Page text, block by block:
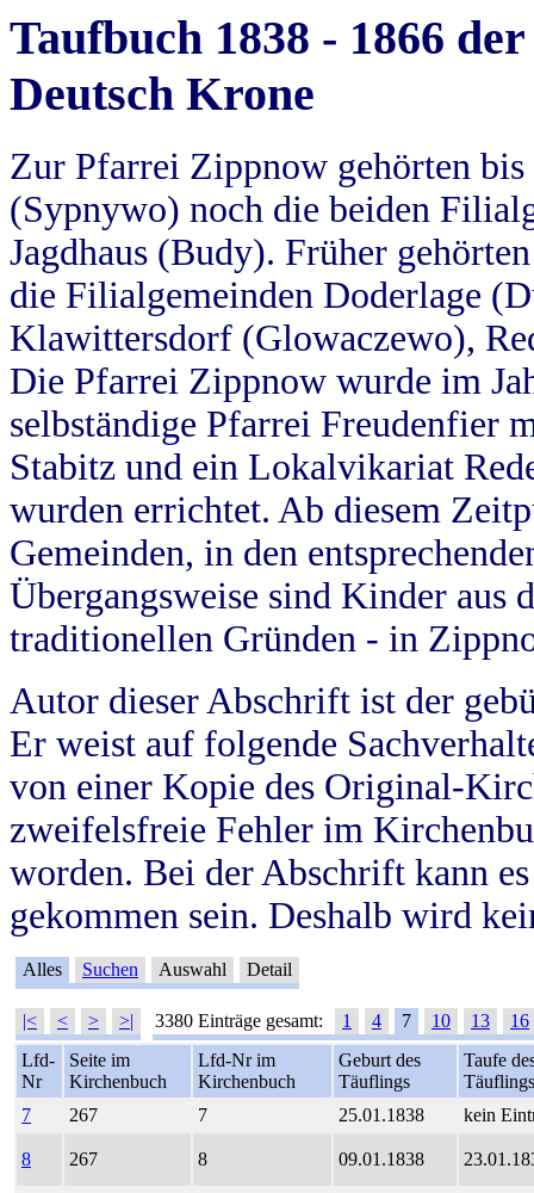
Taufbuch 1838 - 1866
Deutsch Krone
Zur Pfarrei Zippnow gehörten
(Sypnywo) noch die beiden
Jagdhaus (Budy). Früher
die Filialgemeinden Doderlage
Klawittersdorf (Glowaczewo),
Die Pfarrei Zippnow wurde im
selbständige Pfarrei Freudenfier
Stabitz und ein Lokalvikariat
wurden errichtet. Ab diesem
Gemeinden, in den
Übergangsweise sind Kinder aus
traditionellen Gründen - in
Autor dieser Abschrift ist der
Er weist auf folgende
von einer Kopie des Original-
zweifelsfreie Fehler im
worden. Bei der Abschrift kann
gekommen sein. Deshalb wird
Alles Suchen Auswahl Detail
|< < > >| 3380 Einträge gesamt: 1 4 7 10 13
16
Lfd-
Nr
Seite im
Kirchenbuch
Lfd-Nr im
Kirchenbuch
Geburt des
Täuflings
Taufe
Täuflings
7
267 7 25.01.1838 kein
8 267 8 09.01.1838